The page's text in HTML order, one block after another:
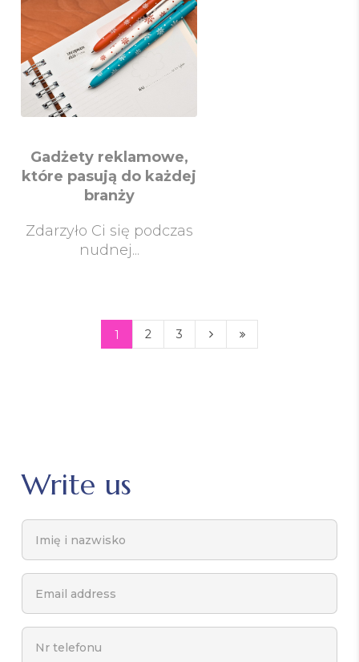
Gadżety reklamowe,
które pasują do każdej
branży
Zdarzyło Ci się podczas
nudnej...
1 2 3
Write us